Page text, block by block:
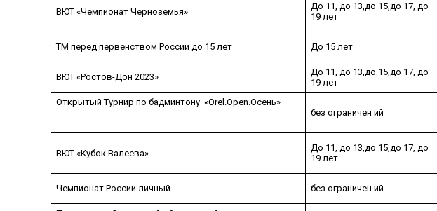
ВЮТ «Чемпионат Черноземья»
До 11, до 13,до 15,до 17, до
19 лет
ТМ перед первенством России до 15 лет До 15 лет
ВЮТ «Ростов-Дон 2023»
До 11, до 13,до 15,до 17, до
19 лет
Открытый Турнир по бадминтону «Orel.Open.Осень»
без ограничен ий
ВЮТ «Кубок Валеева»
До 11, до 13,до 15,до 17, до
19 лет
Чемпионат России личный без ограничен ий